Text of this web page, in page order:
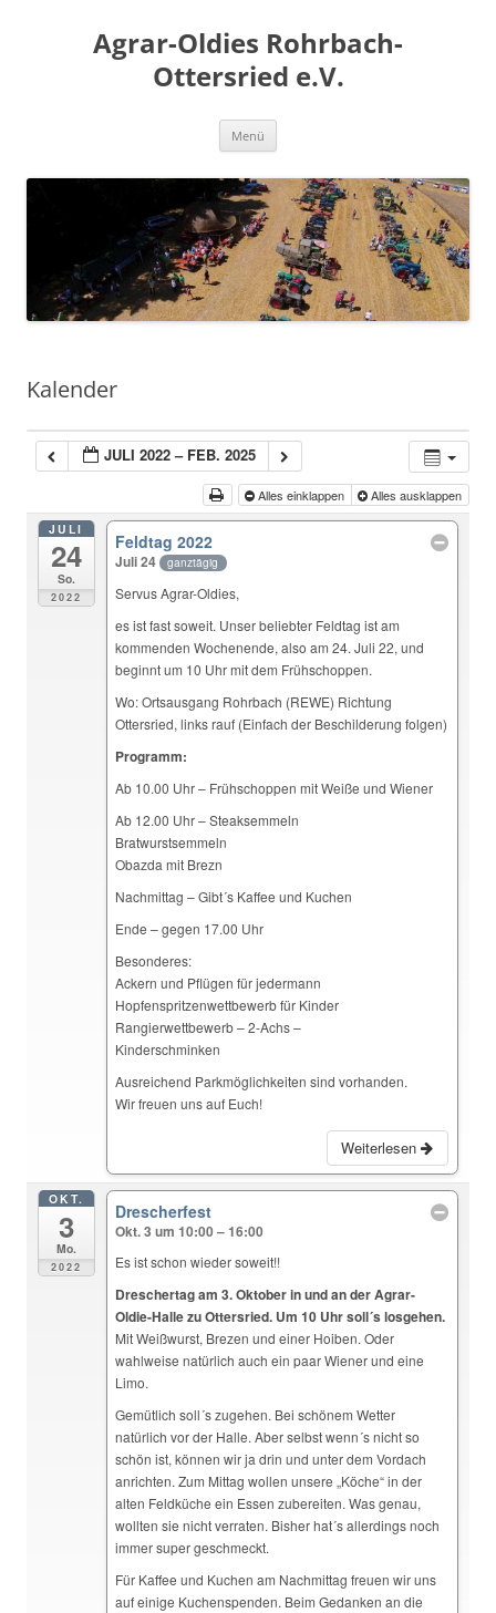
Agrar-Oldies Rohrbach-
Ottersried e.V.
Menü
Kalender
JULI 2022 – FEB. 2025
Alles einklappen Alles ausklappen
JULI
24
So.
2022
Feldtag 2022
Juli 24 ganztägig
Servus Agrar-Oldies,
es ist fast soweit. Unser beliebter Feldtag ist am
kommenden Wochenende, also am 24. Juli 22, und
beginnt um 10 Uhr mit dem Frühschoppen.
Wo: Ortsausgang Rohrbach (REWE) Richtung
Ottersried, links rauf (Einfach der Beschilderung folgen)
Programm:
Ab 10.00 Uhr – Frühschoppen mit Weiße und Wiener
Ab 12.00 Uhr – Steaksemmeln
Bratwurstsemmeln
Obazda mit Brezn
Nachmittag – Gibt´s Kaffee und Kuchen
Ende – gegen 17.00 Uhr
Besonderes:
Ackern und Pflügen für jedermann
Hopfenspritzenwettbewerb für Kinder
Rangierwettbewerb – 2-Achs –
Kinderschminken
Ausreichend Parkmöglichkeiten sind vorhanden.
Wir freuen uns auf Euch!
Weiterlesen
OKT.
3
Mo.
2022
Drescherfest
Okt. 3 um 10:00 – 16:00
Es ist schon wieder soweit!!
Dreschertag am 3. Oktober in und an der Agrar-
Oldie-Halle zu Ottersried. Um 10 Uhr soll´s losgehen.
Mit Weißwurst, Brezen und einer Hoiben. Oder
wahlweise natürlich auch ein paar Wiener und eine
Limo.
Gemütlich soll´s zugehen. Bei schönem Wetter
natürlich vor der Halle. Aber selbst wenn´s nicht so
schön ist, können wir ja drin und unter dem Vordach
anrichten. Zum Mittag wollen unsere „Köche“ in der
alten Feldküche ein Essen zubereiten. Was genau,
wollten sie nicht verraten. Bisher hat´s allerdings noch
immer super geschmeckt.
Für Kaffee und Kuchen am Nachmittag freuen wir uns
auf einige Kuchenspenden. Beim Gedanken an die